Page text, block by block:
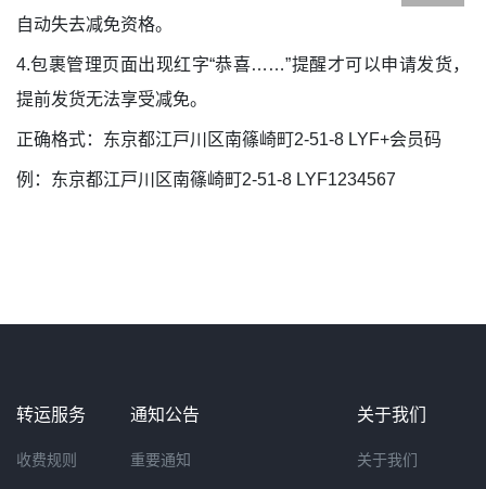
自动失去减免资格。
4.包裹管理页面出现红字“恭喜……”提醒才可以申请发货，
提前发货无法享受减免。
正确格式：东京都江戸川区南篠崎町2-51-8 LYF+会员码
例：东京都江戸川区南篠崎町2-51-8 LYF1234567
转运服务
收费规则
通知公告
重要通知
关于我们
关于我们